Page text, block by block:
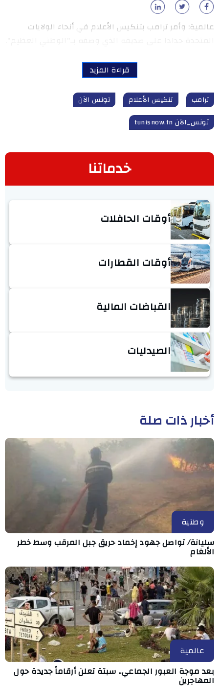
عالمية: وأمر ترامب بتنكيس الأعلام في أنحاء الولايات
قراءة المزيد
ترامب تنكيس الأعلام
تونس الآن
تونس_الآن tunisnow.tn
خدماتنا
أوقات الحافلات
أوقات القطارات
القباضات المالية
الصيدليات
أخبار ذات صلة
وطنية
سليانة/ تواصل جهود إخماد حريق جبل المرقب وسط خطر
الألغام
عالمية
بعد موجة العبور الجماعي.. سبتة تعلن أرقاماً جديدة حول
المهاجرين